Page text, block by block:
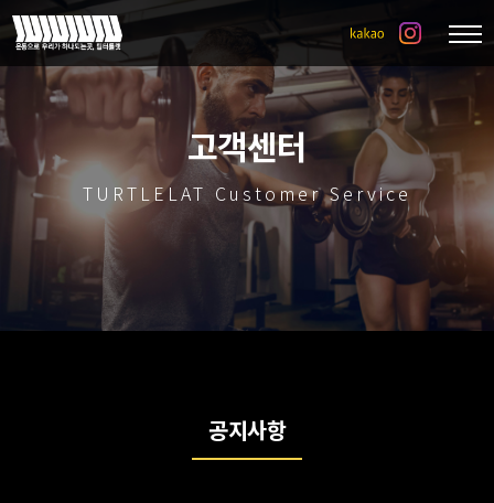
고객센터
TURTLELAT Customer Service
공지사항